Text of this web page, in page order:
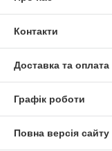
Контакти
Доставка та оплата
Графік роботи
Повна версія сайту